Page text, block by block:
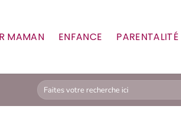
MAMAN ENFANCE PARENTALITÉ